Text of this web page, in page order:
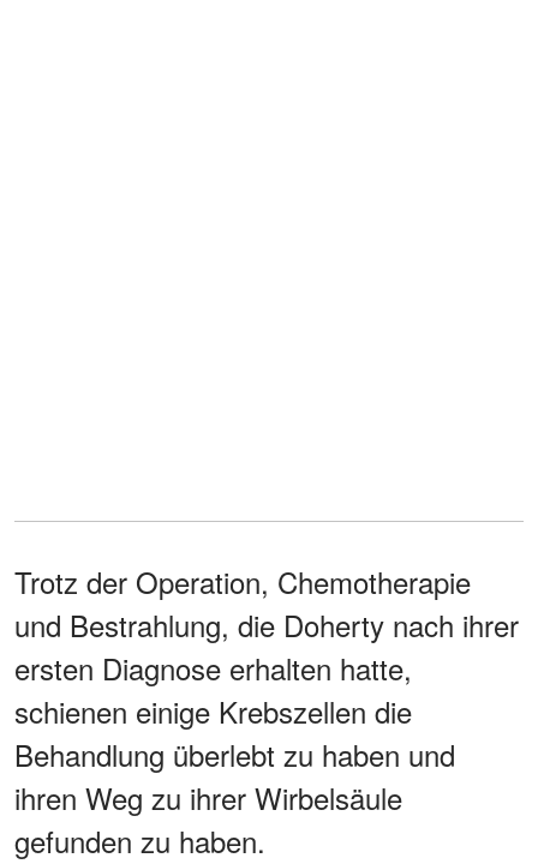
Trotz der Operation, Chemotherapie
und Bestrahlung, die Doherty nach ihrer
ersten Diagnose erhalten hatte,
schienen einige Krebszellen die
Behandlung überlebt zu haben und
ihren Weg zu ihrer Wirbelsäule
gefunden zu haben.